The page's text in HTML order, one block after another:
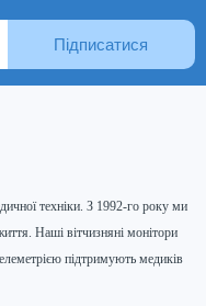
Підписатися
техніки. З 1992-го року ми
Наші вітчизняні монітори
підтримують медиків